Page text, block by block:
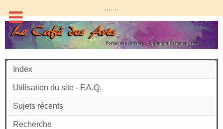
.......
Index
Utilisation du site - F.A.Q.
Sujets récents
Recherche